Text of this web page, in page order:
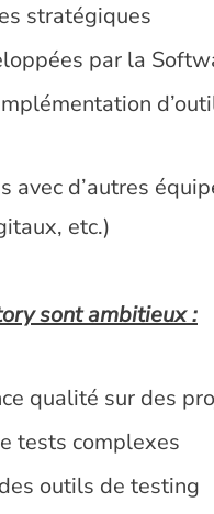
stratégiques
par la
avec d’autres
etc.)
sont ambitieux :
qualité sur des
tests complexes
outils de testing